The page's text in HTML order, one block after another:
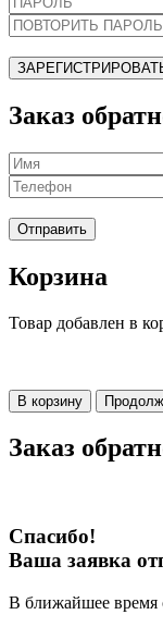
Заказ
Отправить
Корзина
Товар добавлен в
В корзину
Заказ
Спасибо!
Ваша заявка
В ближайшее время